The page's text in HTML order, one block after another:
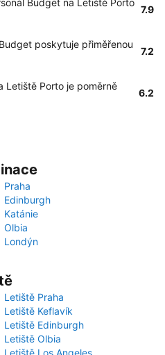
Budget na Letiště Porto
7.9
poskytuje přiměřenou
7.2
Letiště Porto je poměrně
6.2
Praha
Edinburgh
Katánie
Olbia
Londýn
Letiště Praha
Letiště Keflavík
Letiště Edinburgh
Letiště Olbia
Letiště Los Angeles